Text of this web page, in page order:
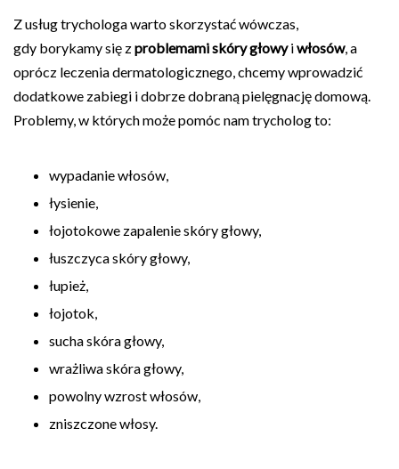
Z usług trychologa warto skorzystać wówczas,
gdy borykamy się zproblemami skóry głowyiwłosów, a
oprócz leczenia dermatologicznego, chcemy wprowadzić
dodatkowe zabiegi i dobrze dobraną pielęgnację domową.
Problemy, w których może pomóc nam trycholog to:
wypadanie włosów,
łysienie,
łojotokowe zapalenie skóry głowy,
łuszczyca skóry głowy,
łupież,
łojotok,
sucha skóra głowy,
wrażliwa skóra głowy,
powolny wzrost włosów,
zniszczone włosy.